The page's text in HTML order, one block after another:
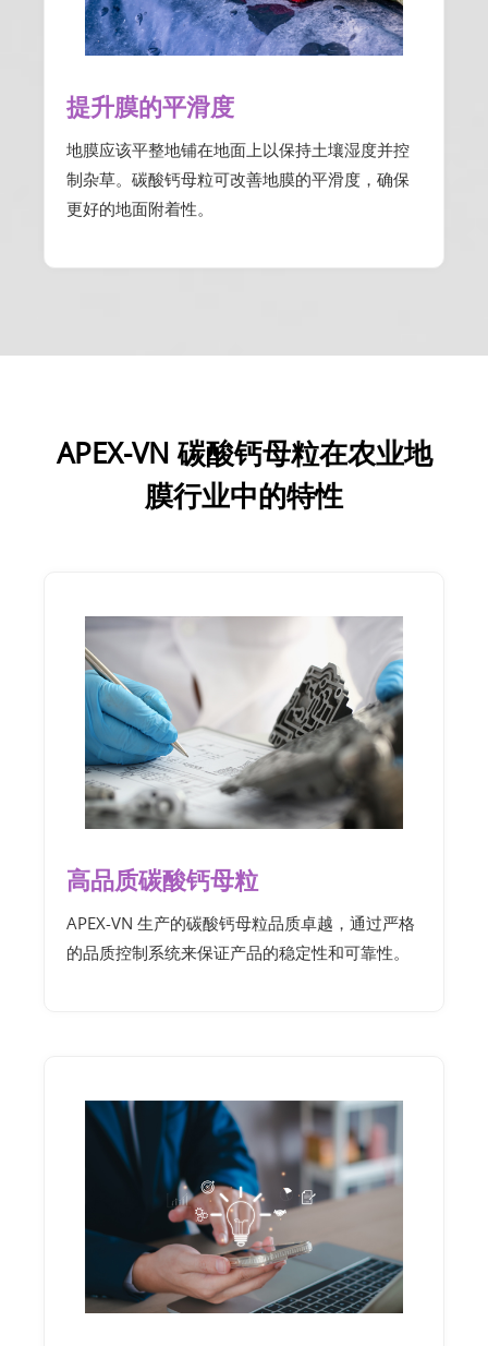
提升膜的平滑度
地膜应该平整地铺在地面上以保持土壤湿度并控
制杂草。碳酸钙母粒可改善地膜的平滑度，确保
更好的地面附着性。
APEX-VN 碳酸钙母粒在农业地
膜行业中的特性
高品质碳酸钙母粒
APEX-VN 生产的碳酸钙母粒品质卓越，通过严格
的品质控制系统来保证产品的稳定性和可靠性。